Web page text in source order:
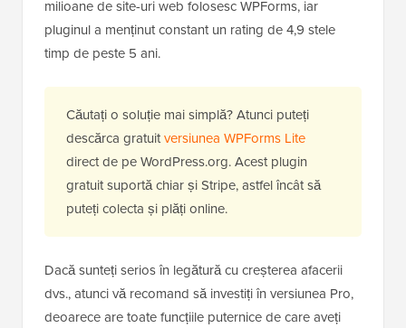
milioane de site-uri web folosesc WPForms, iar
pluginul a menținut constant un rating de 4,9 stele
timp de peste 5 ani.
Căutați o soluție mai simplă? Atunci puteți
descărca gratuitversiunea WPForms Lite
direct de pe WordPress.org. Acest plugin
gratuit suportă chiar și Stripe, astfel încât să
puteți colecta și plăți online.
Dacă sunteți serios în legătură cu creșterea afacerii
dvs., atunci vă recomand să investiți în versiunea Pro,
deoarece are toate funcțiile puternice de care aveți